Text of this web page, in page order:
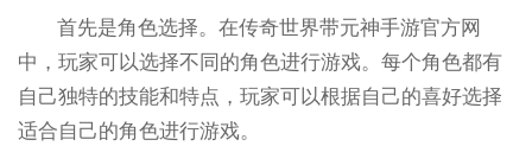
首先是角色选择。在传奇世界带元神手游官方网
中，玩家可以选择不同的角色进行游戏。每个角色都有
自己独特的技能和特点，玩家可以根据自己的喜好选择
适合自己的角色进行游戏。